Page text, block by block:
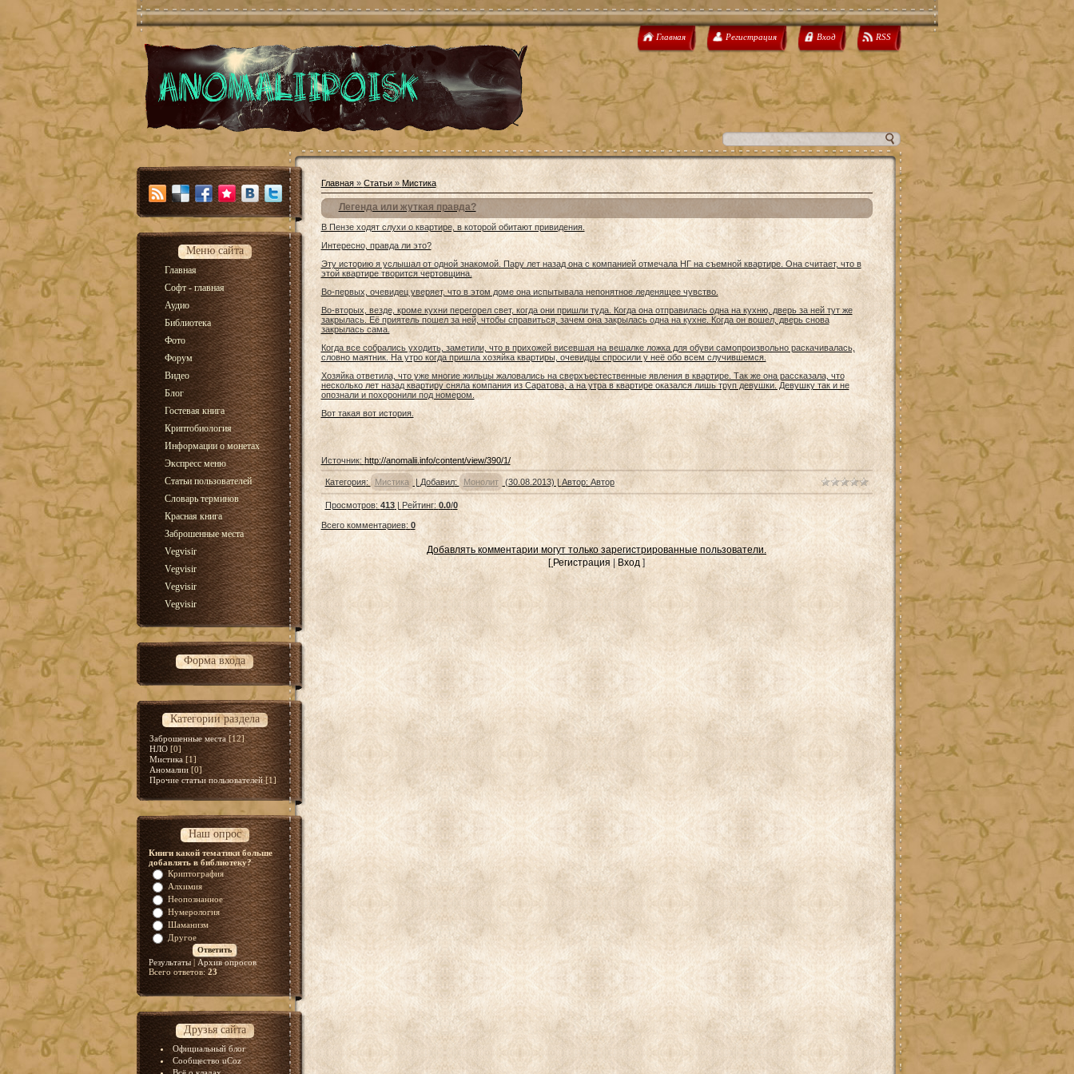
Главная Регистрация Вход RSS
Меню сайта
Главная
Софт - главная
Аудио
Библиотека
Фото
Форум
Видео
Блог
Гостевая книга
Криптобиология
Информации о монетах
Экспресс меню
Статьи пользователей
Словарь терминов
Красная книга
Заброшенные места
Vegvisir
Vegvisir
Vegvisir
Vegvisir
Форма входа
Категории раздела
Заброшенные места [12]
НЛО [0]
Мистика [1]
Аномалии [0]
Прочие статьи пользователей [1]
Наш опрос
Книги какой тематики больше
добавлять в библиотеку?
Криптография
Алхимия
Неопознанное
Нумерология
Шаманизм
Другое
Результаты| Архив опросов
Всего ответов:23
Друзья сайта
Официальный блог
Сообщество uCoz
Главная» Статьи» Мистика
Легенда или жуткая правда?
В Пензе ходят слухи о квартире, в которой обитают привидения.
Интересно, правда ли это?
Эту историю я услышал от одной знакомой. Пару лет назад она с компанией отмечала НГ на съемной квартире. Она считает, что в
этой квартире творится чертовщина.
Во-первых, очевидец уверяет, что в этом доме она испытывала непонятное леденящее чувство.
Во-вторых, везде, кроме кухни перегорел свет, когда они пришли туда. Когда она отправилась одна на кухню, дверь за ней тут же
закрылась. Её приятель пошел за ней, чтобы справиться, зачем она закрылась одна на кухне. Когда он вошел, дверь снова
закрылась сама.
Когда все собрались уходить, заметили, что в прихожей висевшая на вешалке ложка для обуви самопроизвольно раскачивалась,
словно маятник. На утро когда пришла хозяйка квартиры, очевидцы спросили у неё обо всем случившемся.
Хозяйка ответила, что уже многие жильцы жаловались на сверхъестественные явления в квартире. Так же она рассказала, что
несколько лет назад квартиру сняла компания из Саратова, а на утра в квартире оказался лишь труп девушки. Девушку так и не
опознали и похоронили под номером.
Вот такая вот история.
Источник: http://anomalii.info/content/view/390/1/
Категория: Мистика | Добавил: Монолит (30.08.2013) | Автор: Автор
Просмотров: 413| Рейтинг:0.0/0
Всего комментариев: 0
Добавлять комментарии могут только зарегистрированные пользователи.
[ Регистрация |Вход ]